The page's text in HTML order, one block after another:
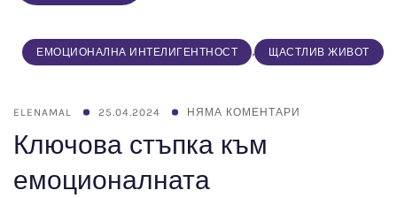
ЕМОЦИОНАЛНА ИНТЕЛИГЕНТНОСТ , ЩАСТЛИВ ЖИВОТ
ELENAMAL 25.04.2024 НЯМА КОМЕНТАРИ
Ключова стъпка към
емоционалната